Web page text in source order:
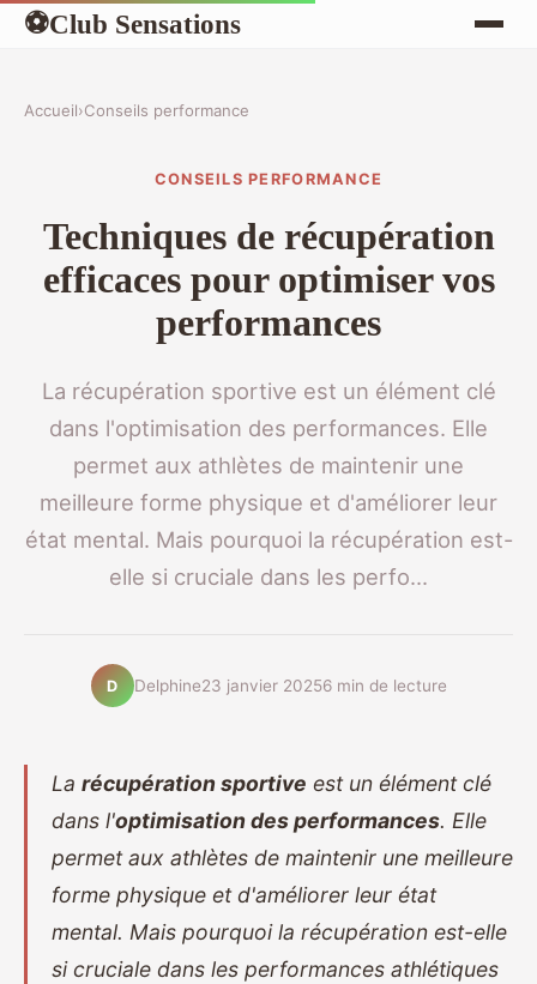
⚽Club Sensations
Accueil›Conseils performance
CONSEILS PERFORMANCE
Techniques de récupération
efficaces pour optimiser vos
performances
La récupération sportive est un élément clé
dans l'optimisation des performances. Elle
permet aux athlètes de maintenir une
meilleure forme physique et d'améliorer leur
état mental. Mais pourquoi la récupération est-
elle si cruciale dans les perfo...
D Delphine23 janvier 20256 min de lecture
La récupération sportive est un élément clé
dans l'optimisation des performances. Elle
permet aux athlètes de maintenir une meilleure
forme physique et d'améliorer leur état
mental. Mais pourquoi la récupération est-elle
si cruciale dans les performances athlétiques